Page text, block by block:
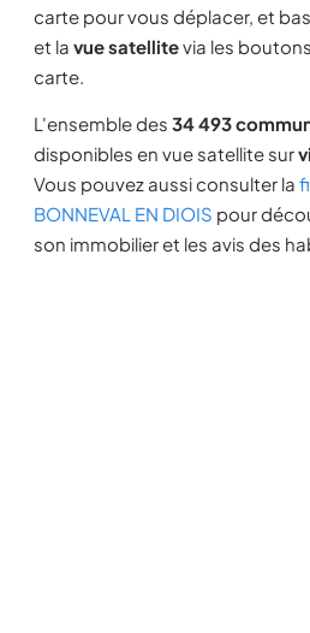
carte pour vous déplacer, et
et la vue satellitevia les
carte.
L'ensemble des 34 493
disponibles en vue satellite sur
Vous pouvez aussi consulter la
BONNEVAL EN DIOIS pour
son immobilier et les avis des